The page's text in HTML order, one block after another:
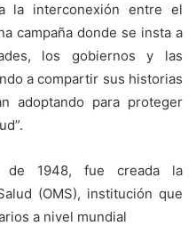
la interconexión entre el
campaña donde se insta a
los gobiernos y las
a compartir sus historias
adoptando para proteger
de 1948, fue creada la
(OMS), institución que
a nivel mundial